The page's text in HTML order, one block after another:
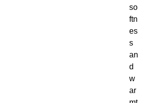
so
ftn
es
s
an
d
w
ar